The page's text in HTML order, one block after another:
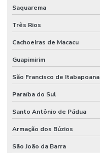
Saquarema
Três Rios
Cachoeiras de Macacu
Guapimirim
São Francisco de Itabapoana
Paraíba do Sul
Santo Antônio de Pádua
Armação dos Búzios
São João da Barra